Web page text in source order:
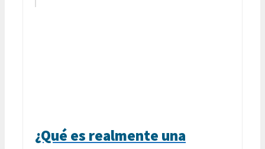
¿Qué es realmente una